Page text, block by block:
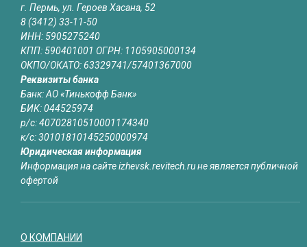
г. Пермь, ул. Героев Хасана, 52
8 (3412) 33-11-50
ИНН: 5905275240
КПП: 590401001 ОГРН: 1105905000134
ОКПО/ОКАТО: 63329741/57401367000
Реквизиты банка
Банк: АО «Тинькофф Банк»
БИК: 044525974
р/с: 40702810510001174340
к/с: 30101810145250000974
Юридическая информация
Информация на сайте izhevsk.revitech.ru не является публичной
офертой
О КОМПАНИИ